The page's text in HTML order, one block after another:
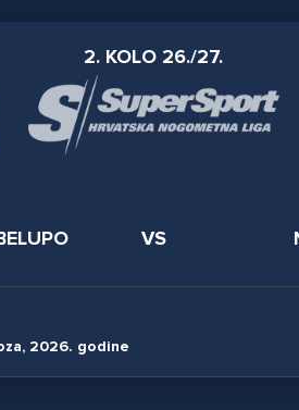
2. KOLO 26./27.
VS
2026. godine